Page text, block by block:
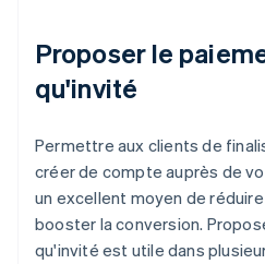
Proposer le
qu'invité
Permettre aux clients de
créer de compte auprès de
un excellent moyen de
booster la conversion.
qu'invité est utile dans